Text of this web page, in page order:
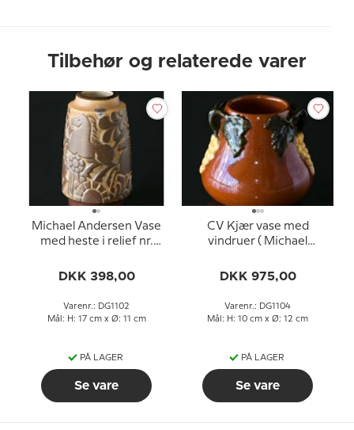
Tilbehør og relaterede varer
Michael Andersen Vase
med heste i relief nr.
DKK 398,00
Varenr.: DG1102
Mål: H: 17 cm x Ø: 11 cm
PÅ LAGER
Se vare
CV Kjær vase med
vindruer ( Michael
DKK 975,00
Varenr.: DG1104
Mål: H: 10 cm x Ø: 12 cm
PÅ LAGER
Se vare